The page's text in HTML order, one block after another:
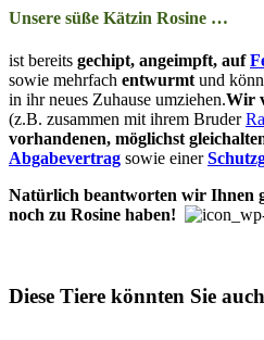
Unsere süße Kätzin Rosine …
ist bereits ge­­chipt, ange­impft, auf
so­­wie mehr­­fach ent­wurmt und
in ihr neu­­es Zu­­hau­­se um­zieh­en.Wir
(z.B. zu­­sam­­men mit ihrem Bruder
vor­­han­­den­en, mög­­lichst
Ab­­ga­­be­­ver­trag so­­wie ein­er
Natürlich be­­ant­­wor­­ten wir Ihn­en
noch zu Rosine ha­­ben!
Diese Tiere könnten Sie